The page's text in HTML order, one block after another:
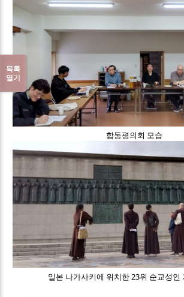
합동평의회 모습
일본 나가사키에 위치한 23위 순교성인
목록
열기